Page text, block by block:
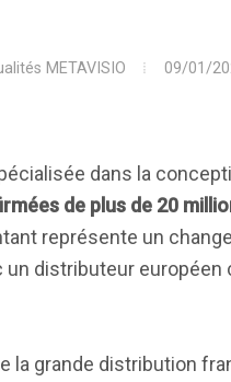
METAVISIO 09/01/
dans la
de plus de 20
représente un
distributeur européen
la grande distribution